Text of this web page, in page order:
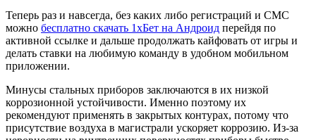
Теперь раз и навсегда, без каких либо регистраций и СМС
можно бесплатно скачать 1хБет на Андроид перейдя по
активной ссылке и дальше продолжать кайфовать от игры и
делать ставки на любимую команду в удобном мобильном
приложении.
Минусы стальных приборов заключаются в их низкой
коррозионной устойчивости. Именно поэтому их
рекомендуют применять в закрытых контурах, потому что
присутствие воздуха в магистрали ускоряет коррозию. Из-за